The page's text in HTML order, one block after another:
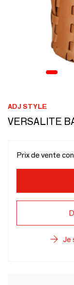
ADJ STYLE
VERSALITE
Prix de vente
Je